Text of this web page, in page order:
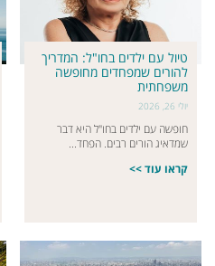
טיול עם ילדים בחו"ל: המדריך
להורים שמפחדים מחופשה
משפחתית
יולי 26, 2026
חופשה עם ילדים בחו"ל היא דבר
שמדאיג הורים רבים. הפחד...
קראו עוד >>